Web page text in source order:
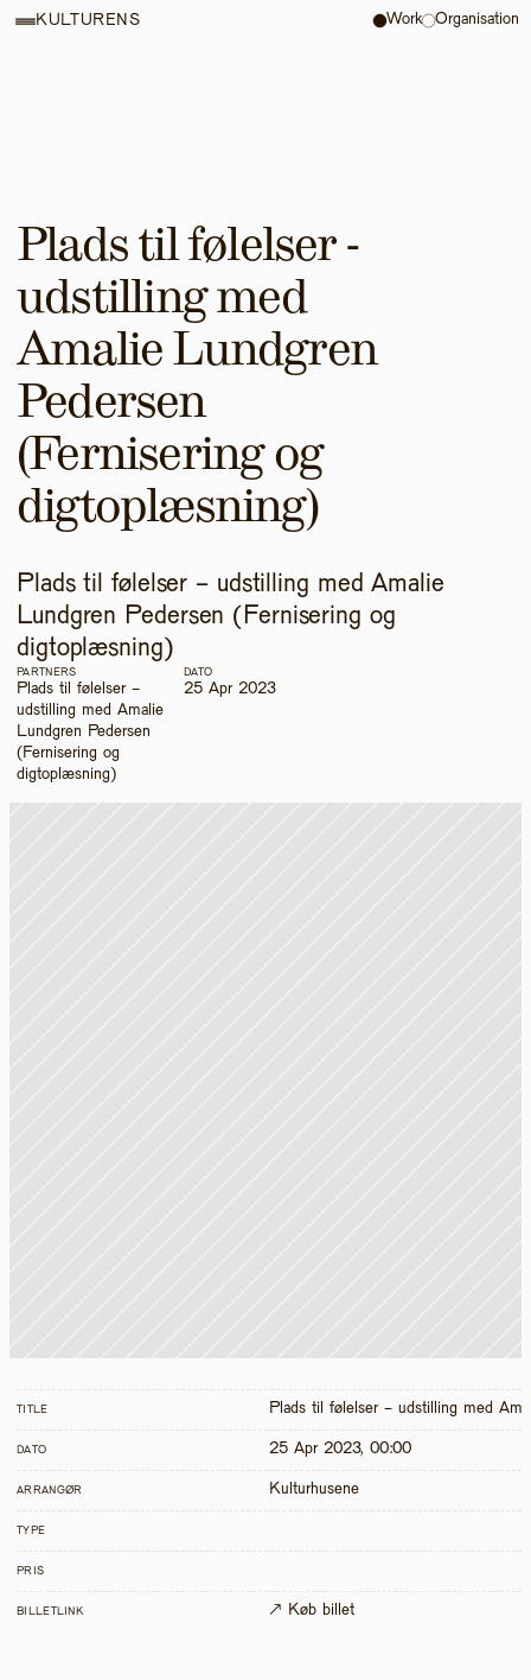
Plads til følelser -
udstilling med
Amalie Lundgren
Pedersen
(Fernisering og
digtoplæsning)
Plads til følelser - udstilling med Amalie
Lundgren Pedersen (Fernisering og
digtoplæsning)
PARTNERS
Plads til følelser -
udstilling med Amalie
Lundgren Pedersen
(Fernisering og
digtoplæsning)
DATO
25 Apr 2023
TITLE Plads til følelser - udstilling med
DATO 25 Apr 2023, 00:00
ARRANGØR Kulturhusene
TYPE
PRIS
BILLETLINK ↗ Køb billet
KULTURENS Work Organisation